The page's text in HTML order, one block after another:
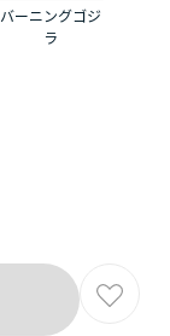
バーニングゴジ
ラ